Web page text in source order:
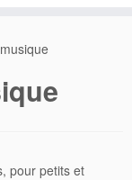
pour petits et